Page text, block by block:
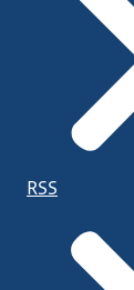
RSS